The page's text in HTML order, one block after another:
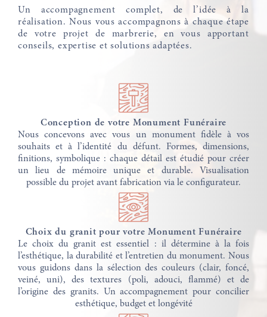
Un accompagnement complet, de l’idée à la
réalisation. Nous vous accompagnons à chaque étape
de votre projet de marbrerie, en vous apportant
conseils, expertise et solutions adaptées.
Conception de votre Monument Funéraire
Nous concevons avec vous un monument fidèle à vos
souhaits et à l’identité du défunt. Formes, dimensions,
finitions, symbolique : chaque détail est étudié pour créer
un lieu de mémoire unique et durable. Visualisation
possible du projet avant fabrication via le configurateur.
Choix du granit pour votre Monument Funéraire
Le choix du granit est essentiel : il détermine à la fois
l’esthétique, la durabilité et l’entretien du monument. Nous
vous guidons dans la sélection des couleurs (clair, foncé,
veiné, uni), des textures (poli, adouci, flammé) et de
l’origine des granits. Un accompagnement pour concilier
esthétique, budget et longévité